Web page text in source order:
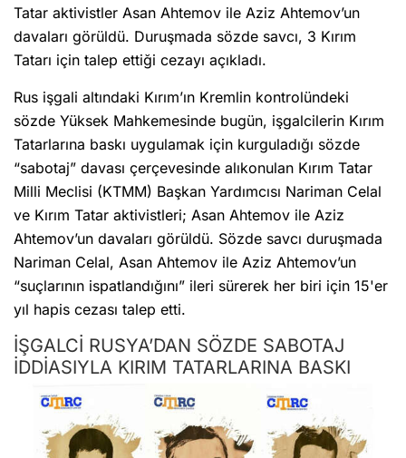
Tatar aktivistler Asan Ahtemov ile Aziz Ahtemov’un
davaları görüldü. Duruşmada sözde savcı, 3 Kırım
Tatarı için talep ettiği cezayı açıkladı.
Rus işgali altındaki Kırım’ın Kremlin kontrolündeki
sözde Yüksek Mahkemesinde bugün, işgalcilerin Kırım
Tatarlarına baskı uygulamak için kurguladığı sözde
“sabotaj” davası çerçevesinde alıkonulan Kırım Tatar
Milli Meclisi (KTMM) Başkan Yardımcısı Nariman Celal
ve Kırım Tatar aktivistleri; Asan Ahtemov ile Aziz
Ahtemov’un davaları görüldü. Sözde savcı duruşmada
Nariman Celal, Asan Ahtemov ile Aziz Ahtemov’un
“suçlarının ispatlandığını” ileri sürerek her biri için 15'er
yıl hapis cezası talep etti.
İŞGALCİ RUSYA’DAN SÖZDE SABOTAJ
İDDİASIYLA KIRIM TATARLARINA BASKI